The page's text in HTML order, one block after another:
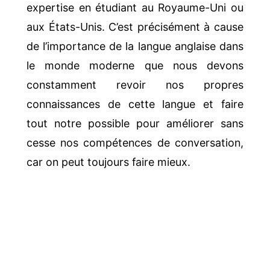
expertise en étudiant au Royaume-Uni ou
aux États-Unis. C’est précisément à cause
de l’importance de la langue anglaise dans
le monde moderne que nous devons
constamment revoir nos propres
connaissances de cette langue et faire
tout notre possible pour améliorer sans
cesse nos compétences de conversation,
car on peut toujours faire mieux.